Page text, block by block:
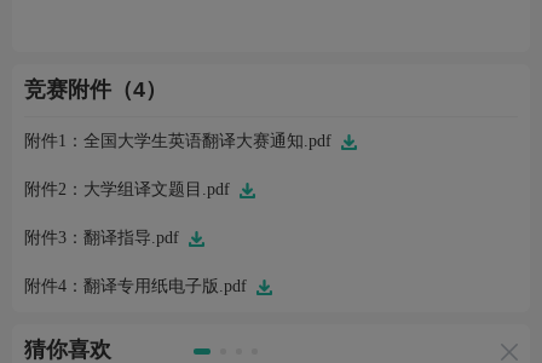
竞赛附件（4）
附件1：全国大学生英语翻译大赛通知.pdf
附件2：大学组译文题目.pdf
附件3：翻译指导.pdf
附件4：翻译专用纸电子版.pdf
猜你喜欢